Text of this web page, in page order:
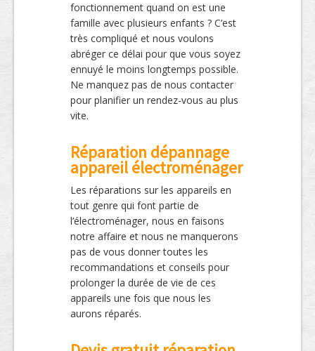
fonctionnement quand on est une
famille avec plusieurs enfants ? C’est
très compliqué et nous voulons
abréger ce délai pour que vous soyez
ennuyé le moins longtemps possible.
Ne manquez pas de nous contacter
pour planifier un rendez-vous au plus
vite.
Réparation dépannage
appareil électroménager
Les réparations sur les appareils en
tout genre qui font partie de
l’électroménager, nous en faisons
notre affaire et nous ne manquerons
pas de vous donner toutes les
recommandations et conseils pour
prolonger la durée de vie de ces
appareils une fois que nous les
aurons réparés.